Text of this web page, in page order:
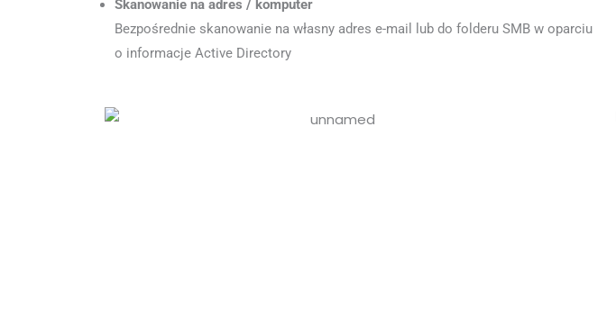
Skanowanie na adres / komputer
Bezpośrednie skanowanie na własny adres e-mail lub do folderu SMB w oparciu
o informacje Active Directory